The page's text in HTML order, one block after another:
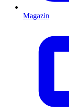
Magazin